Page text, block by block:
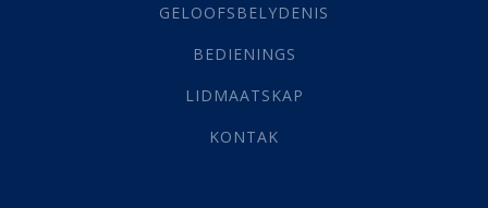
Lewensdoel(3)
Selfondersoek(1)
Werk(22)
(142)
GELOOFSBELYDENIS
BEDIENINGS
LIDMAATSKAP
KONTAK